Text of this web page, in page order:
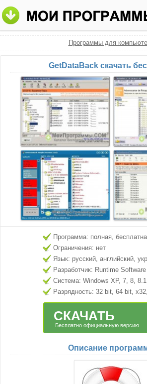
Программы для
GetDataBack скачать
Программа: полная,
Ограничения: нет
Язык: русский, английский,
Разработчик: Runtime Software
Система: Windows XP, 7, 8,
Разрядность: 32 bit, 64 bit,
СКАЧАТЬ
Бесплатно официальную версию
Описание